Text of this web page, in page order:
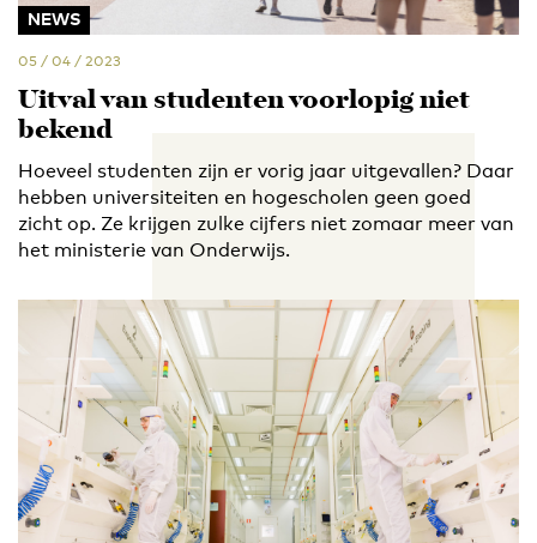
NEWS
05 / 04 / 2023
Uitval van studenten voorlopig niet
bekend
Hoeveel studenten zijn er vorig jaar uitgevallen? Daar
hebben universiteiten en hogescholen geen goed
zicht op. Ze krijgen zulke cijfers niet zomaar meer van
het ministerie van Onderwijs.